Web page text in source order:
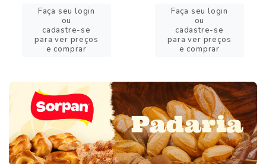
Faça seu login
ou
cadastre-se
para ver preços
e comprar
Faça seu login
ou
cadastre-se
para ver preços
e comprar